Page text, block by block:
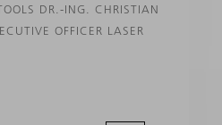
DR.-ING. CHRISTIAN
OFFICER LASER